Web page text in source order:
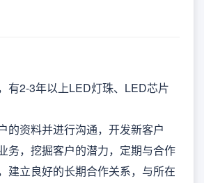
有2-3年以上LED灯珠、LED芯片
的资料并进行沟通，开发新客户
务，挖掘客户的潜力，定期与合作
建立良好的长期合作关系，与所在